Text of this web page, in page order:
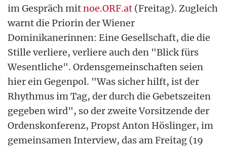
im Gespräch mitnoe.ORF.at (Freitag). Zugleich
warnt die Priorin der Wiener
Dominikanerinnen: Eine Gesellschaft, die die
Stille verliere, verliere auch den "Blick fürs
Wesentliche". Ordensgemeinschaften seien
hier ein Gegenpol. "Was sicher hilft, ist der
Rhythmus im Tag, der durch die Gebetszeiten
gegeben wird", so der zweite Vorsitzende der
Ordenskonferenz, Propst Anton Höslinger, im
gemeinsamen Interview, das am Freitag (19